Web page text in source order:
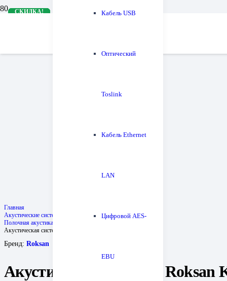
Кабель USB
Оптический
Toslink
Кабель Ethernet
LAN
Цифровой AES-
EBU
Главная
Акустические системы
Полочная акустика
Акустическая система Roksan Kandy K2 TR5
Бренд: Roksan
Акустическая система Roksan
СКИДКА!
СКИДКА!
СКИДКА!
СКИДКА!
СКИДКА!